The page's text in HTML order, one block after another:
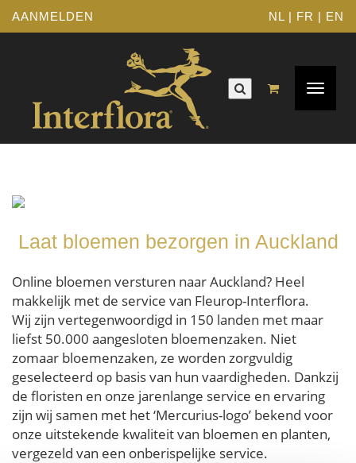
AANMELDEN NL | FR | EN
Toggle
Laat bloemen bezorgen in Auckland
Online bloemen versturen naar Auckland? Heel
makkelijk met de service van Fleurop-Interflora.
Wij zijn vertegenwoordigd in 150 landen met maar
liefst 50.000 aangesloten bloemenzaken. Niet
zomaar bloemenzaken, ze worden zorgvuldig
geselecteerd op basis van hun vaardigheden. Dankzij
de floristen en onze jarenlange service en ervaring
zijn wij samen met het ‘Mercurius-logo’ bekend voor
onze uitstekende kwaliteit van bloemen en planten,
vergezeld van een onberispelijke service.